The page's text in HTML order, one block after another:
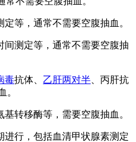
等，通常不需要空腹抽血。
测定等，通常不需要空腹抽
毒抗体、 乙肝两对半 、丙肝抗
。
转移酶等，需要空腹抽血。
行，包括血清甲状腺素测定